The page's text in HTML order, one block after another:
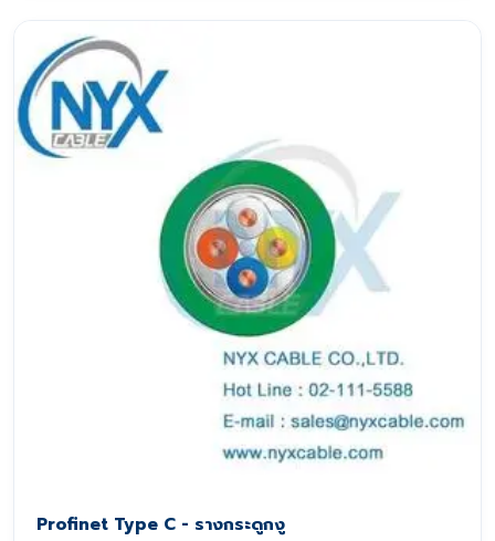
Profinet Type C - รางกระดูกงู